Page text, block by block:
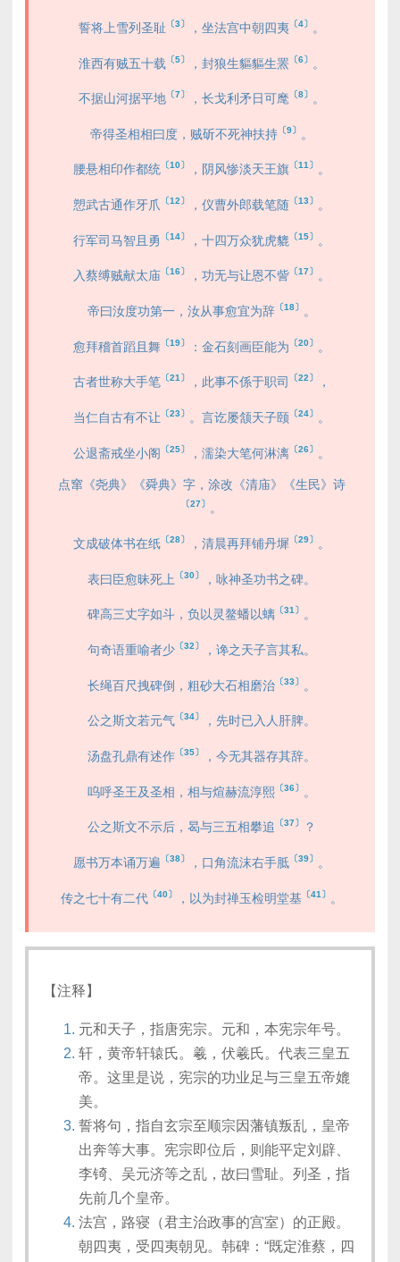
誓将上雪列圣耻 〔3〕 ，坐法宫中朝四夷 〔4〕 。
淮西有贼五十载 〔5〕 ，封狼生貙貙生罴 〔6〕
不据山河据平地 〔7〕 ，长戈利矛日可麾 〔8〕 。
帝得圣相相曰度，贼斫不死神扶持 〔9〕 。
腰悬相印作都统 〔10〕 ，阴风惨淡天王旗 〔11〕 。
愬武古通作牙爪 〔12〕 ，仪曹外郎载笔随 〔13〕 。
行军司马智且勇 〔14〕 ，十四万众犹虎貔 〔15〕 。
入蔡缚贼献太庙 〔16〕 ，功无与让恩不訾 〔17〕 。
帝曰汝度功第一，汝从事愈宜为辞 〔18〕 。
愈拜稽首蹈且舞 〔19〕 ：金石刻画臣能为 〔20〕 。
古者世称大手笔 〔21〕 ，此事不係于职司 〔22〕 ，
当仁自古有不让 〔23〕 。言讫屡颔天子颐 〔24〕 。
公退斋戒坐小阁 〔25〕 ，濡染大笔何淋漓 〔26〕 。
点窜《尧典》《舜典》字，涂改《清庙》《生民》诗
〔27〕 。
文成破体书在纸 〔28〕 ，清晨再拜铺丹墀 〔29〕 。
表曰臣愈昧死上 〔30〕 ，咏神圣功书之碑。
碑高三丈字如斗，负以灵鳌蟠以螭 〔31〕 。
句奇语重喻者少 〔32〕 ，谗之天子言其私。
长绳百尺拽碑倒，粗砂大石相磨治 〔33〕 。
公之斯文若元气 〔34〕 ，先时已入人肝脾。
汤盘孔鼎有述作 〔35〕 ，今无其器存其辞。
呜呼圣王及圣相，相与煊赫流淳熙 〔36〕 。
公之斯文不示后，曷与三五相攀追 〔37〕 ？
愿书万本诵万遍 〔38〕 ，口角流沫右手胝 〔39〕 。
传之七十有二代 〔40〕 ，以为封禅玉检明堂基 〔41〕 。
【注释】
元和天子，指唐宪宗。元和，本宪宗年号。
轩，黄帝轩辕氏。羲，伏羲氏。代表三皇五
帝。这里是说，宪宗的功业足与三皇五帝媲
美。
誓将句，指自玄宗至顺宗因藩镇叛乱，皇帝
出奔等大事。宪宗即位后，则能平定刘辟、
李锜、吴元济等之乱，故曰雪耻。列圣，指
先前几个皇帝。
法宫，路寝（君主治政事的宫室）的正殿。
朝四夷，受四夷朝见。韩碑：“既定淮蔡，四